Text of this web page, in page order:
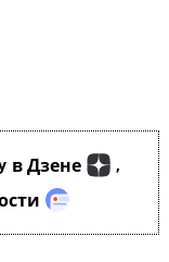
в Дзене ,